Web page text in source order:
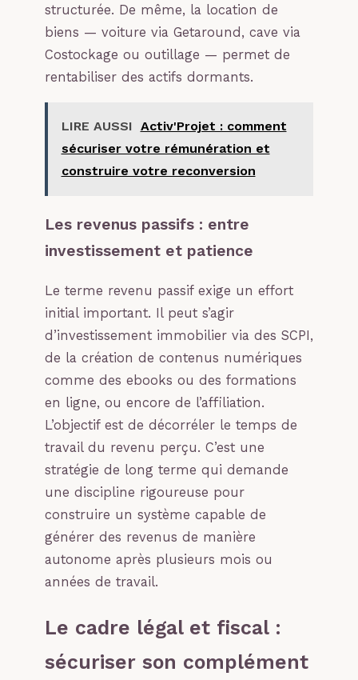
structurée. De même, la location de
biens — voiture via Getaround, cave via
Costockage ou outillage — permet de
rentabiliser des actifs dormants.
LIRE AUSSI Activ'Projet : comment
sécuriser votre rémunération et
construire votre reconversion
Les revenus passifs : entre
investissement et patience
Le terme revenu passif exige un effort
initial important. Il peut s’agir
d’investissement immobilier via des SCPI,
de la création de contenus numériques
comme des ebooks ou des formations
en ligne, ou encore de l’affiliation.
L’objectif est de décorréler le temps de
travail du revenu perçu. C’est une
stratégie de long terme qui demande
une discipline rigoureuse pour
construire un système capable de
générer des revenus de manière
autonome après plusieurs mois ou
années de travail.
Le cadre légal et fiscal :
sécuriser son complément